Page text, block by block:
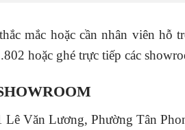
mắc hoặc cần nhân viên hỗ
hoặc ghé trực tiếp các
Lê Văn Lương, Phường Tân